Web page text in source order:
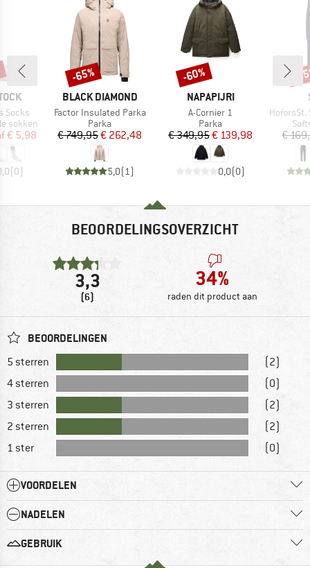
Socks
sokken
prijs
€ 5,98
(0)
MERK
BLACK DIAMOND
Artikel
Factor Insulated Parka
Productgroep
Parka
Prijs
€ 749,95Verlaagde prijs
€ 262,48
5,0(1 )
Korting
-65%
MERK
NAPAPIJRI
Artikel
A-Cornier 1
Productgroep
Parka
Prijs
€ 349,95Verlaagde prijs
€ 139,98
0,0(0)
Korting
-60%
Artikel
HoforsSt.
€
-
BEOORDELINGSOVERZICHT
3,3
(6)
34%
raden dit product aan
BEOORDELINGEN
5 sterren
(2)
4 sterren
(0)
3 sterren
(2)
2 sterren
(2)
1 ster
(0)
VOORDELEN
NADELEN
GEBRUIK